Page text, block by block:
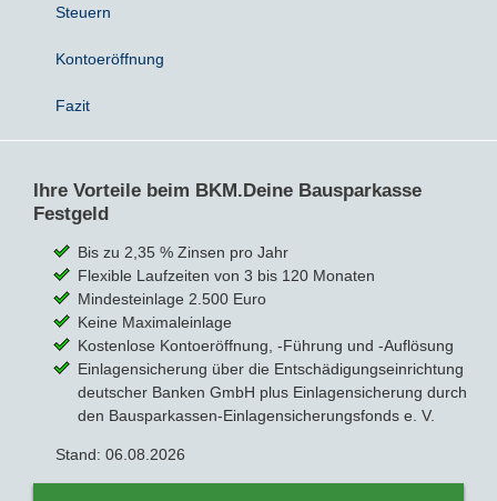
Steuern
Kontoeröffnung
Fazit
Ihre Vorteile beim BKM.Deine Bausparkasse
Festgeld
Bis zu 2,35 % Zinsen pro Jahr
Flexible Laufzeiten von 3 bis 120 Monaten
Mindesteinlage 2.500 Euro
Keine Maximaleinlage
Kostenlose Kontoeröffnung, -Führung und -Auflösung
Einlagensicherung über die Entschädigungseinrichtung
deutscher Banken GmbH plus Einlagensicherung durch
den Bausparkassen-Einlagensicherungsfonds e. V.
Stand: 06.08.2026